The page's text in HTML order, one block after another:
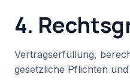
4.
Vertragserfüllung,
gesetzliche Pflichten und